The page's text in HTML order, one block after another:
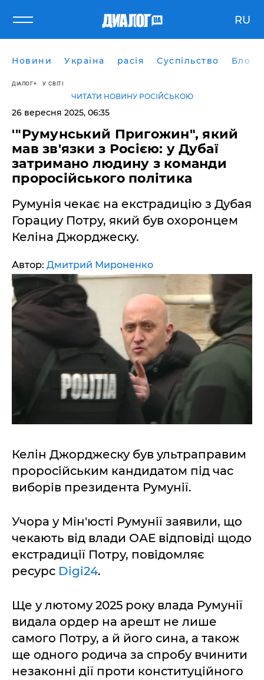
RU
Новини Україна расія Суспільство Блоги
ДІАЛОГ У СВІТІ
ЧИТАТИ НОВИНУ РОСІЙСЬКОЮ
26 вересня 2025, 06:35
'"Румунський Пригожин", який
мав зв'язки з Росією: у Дубаї
затримано людину з команди
проросійського політика
Румунія чекає на екстрадицію з Дубая
Горациу Потру, який був охоронцем
Келіна Джорджеску.
Автор: Дмитрий Мироненко
Келін Джорджеску був ультраправим
проросійським кандидатом під час
виборів президента Румунії.
Учора у Мін'юсті Румунії заявили, що
чекають від влади ОАЕ відповіді щодо
екстрадиції Потру, повідомляє
ресурс Digi24.
Ще у лютому 2025 року влада Румунії
видала ордер на арешт не лише
самого Потру, а й його сина, а також
ще одного родича за спробу вчинити
незаконні дії проти конституційного